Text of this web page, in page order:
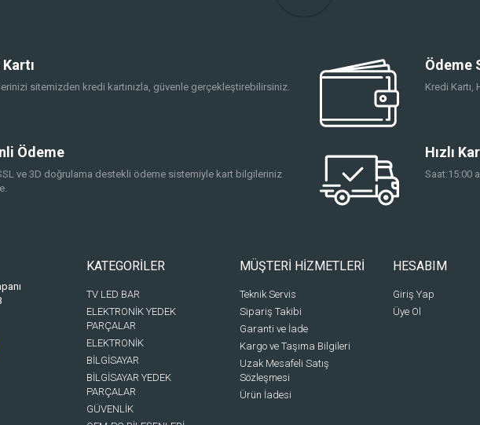
sitemizden kredi kartınızla, güvenle gerçekleştirebilirsiniz.
Ödeme
Kredi Kartı,
Ödeme
ve 3D doğrulama destekli ödeme sistemiyle kart bilgileriniz
Hızlı
Saat:15:00
KATEGORİLER
TV LED BAR
ELEKTRONİK YEDEK
PARÇALAR
ELEKTRONİK
BİLGİSAYAR
BİLGİSAYAR YEDEK
PARÇALAR
GÜVENLİK
MÜŞTERİ HİZMETLERİ
Teknik Servis
Sipariş Takibi
Garanti ve İade
Kargo ve Taşıma Bilgileri
Uzak Mesafeli Satış
Sözleşmesi
Ürün İadesi
HESABIM
Giriş Yap
Üye Ol